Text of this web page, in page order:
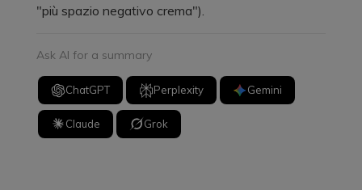
"più spazio negativo crema").
Ask AI for a summary
ChatGPT Perplexity Gemini
Claude Grok